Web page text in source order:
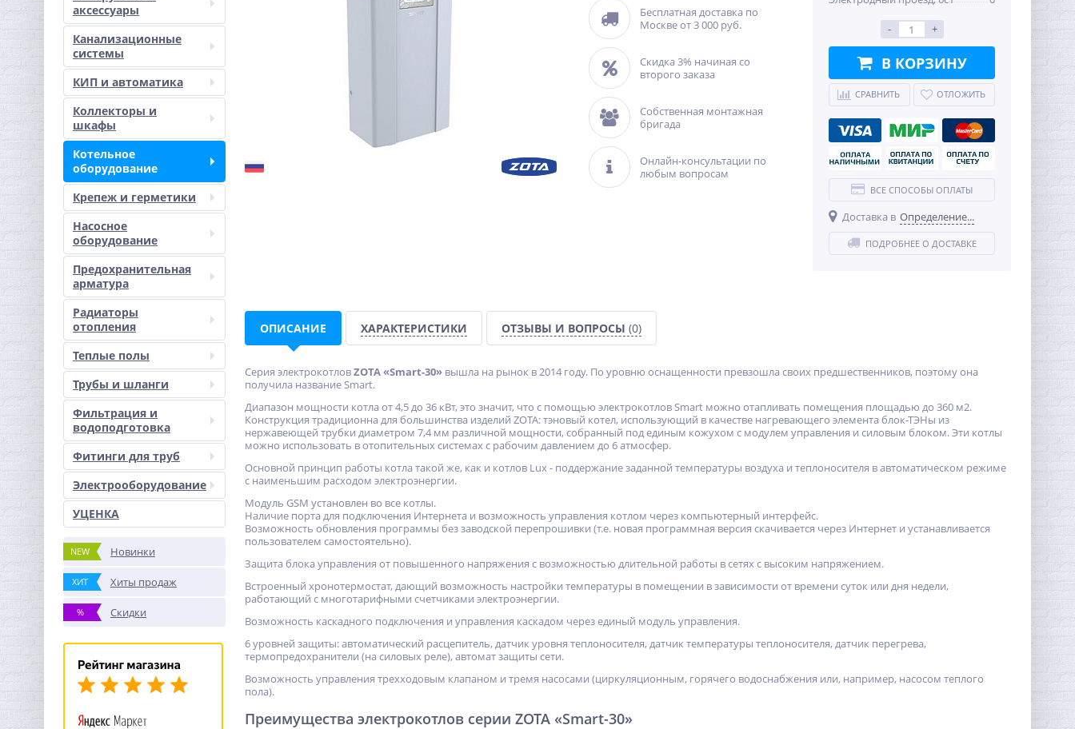
аксессуары
Канализационные
системы
КИП и автоматика
Коллекторы и
шкафы
Котельное
оборудование
Крепеж и герметики
Насосное
оборудование
Предохранительная
арматура
Радиаторы
отопления
Теплые полы
Трубы и шланги
Фильтрация и
водоподготовка
Фитинги для труб
Электрооборудование
УЦЕНКА
NEW Новинки
ХИТ Хиты продаж
% Скидки
Бесплатная доставка по
Москве от 3 000 руб.
Скидка 3% начиная со
второго заказа
Собственная монтажная
бригада
Онлайн-консультации по
любым вопросам
- +
В КОРЗИНУ
СРАВНИТЬ ОТЛОЖИТЬ
ВСЕ СПОСОБЫ ОПЛАТЫ
Доставка в Определение...
ПОДРОБНЕЕ О ДОСТАВКЕ
ОПИСАНИЕ ХАРАКТЕРИСТИКИ ОТЗЫВЫ И ВОПРОСЫ (0)
Серия электрокотловZOTA «Smart-30» вышла на рынок в 2014 году. По уровню оснащенности превзошла своих предшественников, поэтому она
получила название Smart.
Диапазон мощности котла от 4,5 до 36 кВт, это значит, что с помощью электрокотлов Smart можно отапливать помещения площадью до 360 м2.
Конструкция традиционна для большинства изделий ZOTA: тэновый котел, использующий в качестве нагревающего элемента блок-ТЭНы из
нержавеющей трубки диаметром 7,4 мм различной мощности, собранный под единым кожухом с модулем управления и силовым блоком. Эти котлы
можно использовать в отопительных системах с рабочим давлением до 6 атмосфер.
Основной принцип работы котла такой же, как и котлов Lux - поддержание заданной температуры воздуха и теплоносителя в автоматическом режиме
с наименьшим расходом электроэнергии.
Модуль GSM установлен во все котлы.
Наличие порта для подключения Интернета и возможность управления котлом через компьютерный интерфейс.
Возможность обновления программы без заводской перепрошивки (т.е. новая программная версия скачивается через Интернет и устанавливается
пользователем самостоятельно).
Защита блока управления от повышенного напряжения с возможностью длительной работы в сетях с высоким напряжением.
Встроенный хронотермостат, дающий возможность настройки температуры в помещении в зависимости от времени суток или дня недели,
работающий с многотарифными счетчиками электроэнергии.
Возможность каскадного подключения и управления каскадом через единый модуль управления.
6 уровней защиты: автоматический расцепитель, датчик уровня теплоносителя, датчик температуры теплоносителя, датчик перегрева,
термопредохранители (на силовых реле), автомат защиты сети.
Возможность управления трехходовым клапаном и тремя насосами (циркуляционным, горячего водоснабжения или, например, насосом теплого
пола).
Преимущества электрокотлов серии ZOTA «Smart-30»